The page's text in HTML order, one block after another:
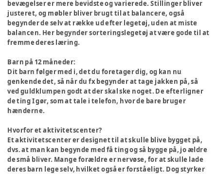
bevægelser er mere bevidste og varierede. Stillinger bliver
justeret, og møbler bliver brugt til at balancere, også
begynder de selv at række ud efter legetøj, uden at miste
balancen. Her begynder sorteringslegetøj at være gode til at
fremme deres læring.
Barn på 12 måneder:
Dit barn følger med i, det du foretager dig, og kan nu
genkende det, så når du fx begynder at tage jakken på, så
ved guldklumpen godt at der skal ske noget. De efterligner
de ting I gør, som at tale i telefon, hvor de bare bruger
hænderne.
Hvorfor et aktivitetscenter?
Et aktivitetscenter er designet til at skulle blive bygget på,
dvs. at man kan begynde med få ting og så bygge på, jo ældre
de små bliver. Mange forældre er nervøse, for at skulle lade
deres barn lege selv, hvilket også er forståeligt. Dog styrker